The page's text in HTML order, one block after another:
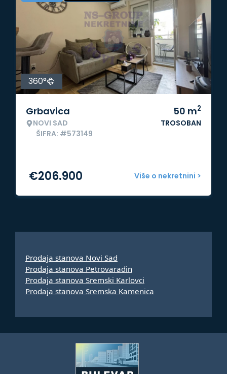
360°
Grbavica
NOVI SAD
ŠIFRA: #573149
50 m2
TROSOBAN
Više o nekretnini >
€206.900
Prodaja stanova Novi Sad
Prodaja stanova Petrovaradin
Prodaja stanova Sremski Karlovci
Prodaja stanova Sremska Kamenica